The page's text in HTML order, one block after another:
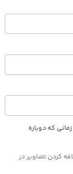
که دوباره
کردن تصاویر در